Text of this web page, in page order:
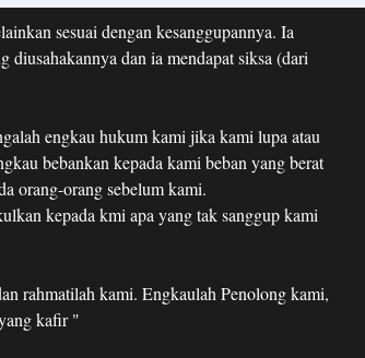
sesuai dengan kesanggupannya. Ia
diusahakannya dan ia mendapat siksa (dari
engkau hukum kami jika kami lupa atau
bebankan kepada kami beban yang berat
orang-orang sebelum kami.
kepada kmi apa yang tak sanggup kami
rahmatilah kami. Engkaulah Penolong kami,
kafir "